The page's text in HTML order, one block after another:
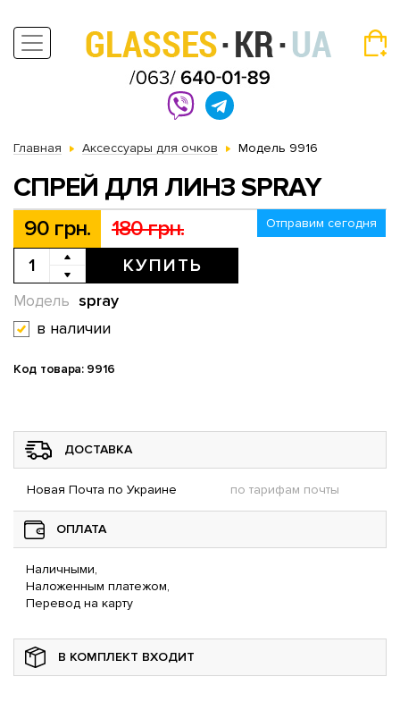
Главная Аксессуары для очков Модель 9916
СПРЕЙ ДЛЯ ЛИНЗ SPRAY
Отправим сегодня
90 грн. 180 грн.
КУПИТЬ
spray
Модель
в наличии
Код товара: 9916
ДОСТАВКА
Новая Почта по Украине по тарифам почты
ОПЛАТА
Наличными,
Наложенным платежом,
Перевод на карту
В КОМПЛЕКТ ВХОДИТ